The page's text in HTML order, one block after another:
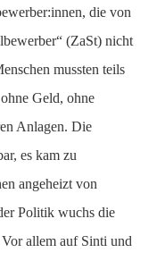
die von
(ZaSt) nicht
mussten teils
Geld, ohne
Anlagen. Die
es kam zu
angeheizt von
Politik wuchs die
allem auf Sinti und